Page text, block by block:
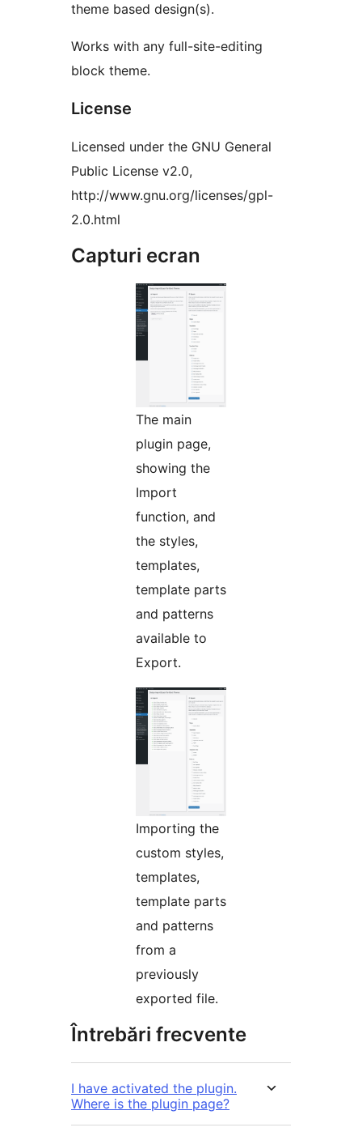
theme based design(s).
Works with any full-site-editing
block theme.
License
Licensed under the GNU General
Public License v2.0,
http://www.gnu.org/licenses/gpl-
2.0.html
Capturi ecran
The main
plugin page,
showing the
Import
function, and
the styles,
templates,
template parts
and patterns
available to
Export.
Importing the
custom styles,
templates,
template parts
and patterns
from a
previously
exported file.
Întrebări frecvente
I have activated the plugin.
Where is the plugin page?